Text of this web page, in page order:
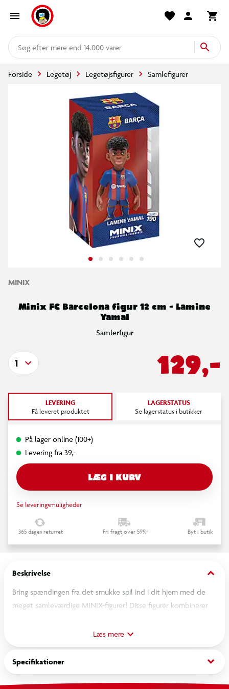
mere end 14.000 varer
Forside Legetøj Legetøjsfigurer Samlefigurer
MINIX
Minix FC Barcelona figur 12 cm - Lamine
Yamal
Samlerfigur
129,-
1
LEVERING
Få leveret produktet
LAGERSTATUS
Se lagerstatus i butikker
På lager online (100+)
Levering fra 39,-
LÆG I KURV
Se leveringsmuligheder
365 dages returret Fri fragt over 599,- Byt i butik
Beskrivelse keyboard_arrow_down
Bring spændingen fra det smukke spil ind i dit hjem med de
meget samleværdige MINIX-figurer! Disse figurer kombinerer
for detaljer og fanger perfekt essensen af fodboldens største
stjerner.
Ikonisk design: Med Lamine Yamal er denne figur en moderne
kunstnerisk hyldest til en af de største spillere i
fodboldhistorien.
Læs mere
Specifikationer keyboard_arrow_down